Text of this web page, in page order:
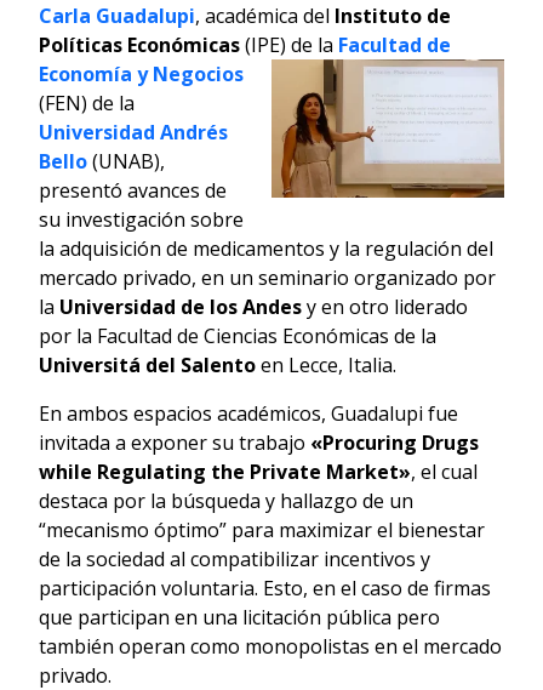
Carla Guadalupi, académica del Instituto de
Políticas Económicas(IPE) de la Facultad de
Economía y Negocios
(FEN) de la
Universidad Andrés
Bello(UNAB),
presentó avances de
su investigación sobre
la adquisición de medicamentos y la regulación del
mercado privado, en un seminario organizado por
la Universidad de los Andesy en otro liderado
por la Facultad de Ciencias Económicas de la
Universitá del Salentoen Lecce, Italia.
En ambos espacios académicos, Guadalupi fue
invitada a exponer su trabajo «Procuring Drugs
while Regulating the Private Market», el cual
destaca por la búsqueda y hallazgo de un
“mecanismo óptimo” para maximizar el bienestar
de la sociedad al compatibilizar incentivos y
participación voluntaria. Esto, en el caso de firmas
que participan en una licitación pública pero
también operan como monopolistas en el mercado
privado.